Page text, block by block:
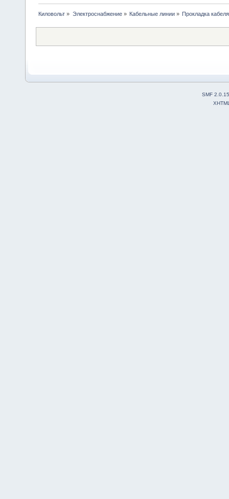
Киловольт » Электроснабжение» Кабельные линии» Прокладка
SMF 2.0.15